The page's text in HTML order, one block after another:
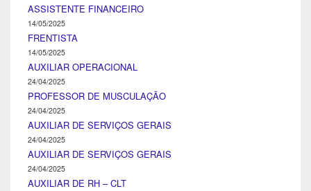
ASSISTENTE FINANCEIRO
14/05/2025
FRENTISTA
14/05/2025
AUXILIAR OPERACIONAL
24/04/2025
PROFESSOR DE MUSCULAÇÃO
24/04/2025
AUXILIAR DE SERVIÇOS GERAIS
24/04/2025
AUXILIAR DE SERVIÇOS GERAIS
24/04/2025
AUXILIAR DE RH – CLT